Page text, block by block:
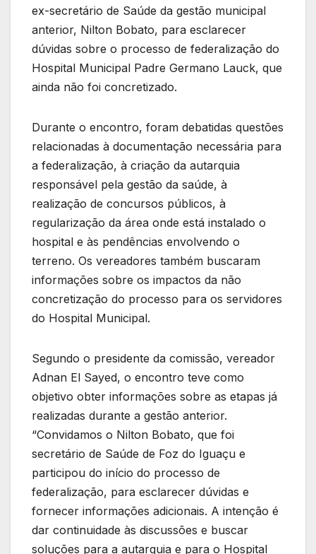
ex-secretário de Saúde da gestão municipal
anterior, Nilton Bobato, para esclarecer
dúvidas sobre o processo de federalização do
Hospital Municipal Padre Germano Lauck, que
ainda não foi concretizado.
Durante o encontro, foram debatidas questões
relacionadas à documentação necessária para
a federalização, à criação da autarquia
responsável pela gestão da saúde, à
realização de concursos públicos, à
regularização da área onde está instalado o
hospital e às pendências envolvendo o
terreno. Os vereadores também buscaram
informações sobre os impactos da não
concretização do processo para os servidores
do Hospital Municipal.
Segundo o presidente da comissão, vereador
Adnan El Sayed, o encontro teve como
objetivo obter informações sobre as etapas já
realizadas durante a gestão anterior.
“Convidamos o Nilton Bobato, que foi
secretário de Saúde de Foz do Iguaçu e
participou do início do processo de
federalização, para esclarecer dúvidas e
fornecer informações adicionais. A intenção é
dar continuidade às discussões e buscar
soluções para a autarquia e para o Hospital